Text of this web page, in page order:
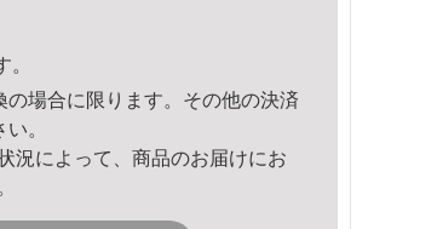
場合に限ります。その他の決済
。
況によって、商品のお届けにお